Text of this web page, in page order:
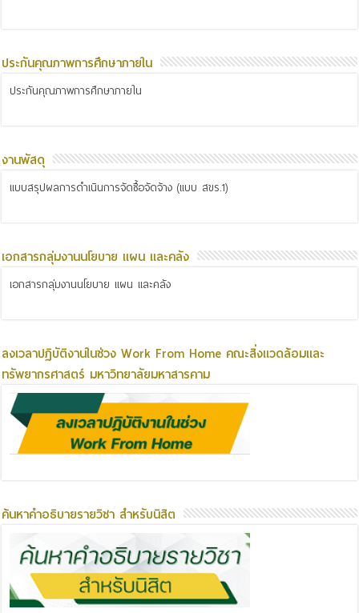
ประกันคุณภาพการศึกษาภายใน
ประกันคุณภาพการศึกษาภายใน
งานพัสดุ
แบบสรุปผลการดำเนินการจัดซื้อจัดจ้าง (แบบ สขร.1)
เอกสารกลุ่มงานนโยบาย แผน และคลัง
เอกสารกลุ่มงานนโยบาย แผน และคลัง
ลงเวลาปฏิบัติงานในช่วง Work From Home คณะสิ่งแวดล้อมและ
ทรัพยากรศาสตร์ มหาวิทยาลัยมหาสารคาม
ค้นหาคำอธิบายรายวิชา สำหรับนิสิต